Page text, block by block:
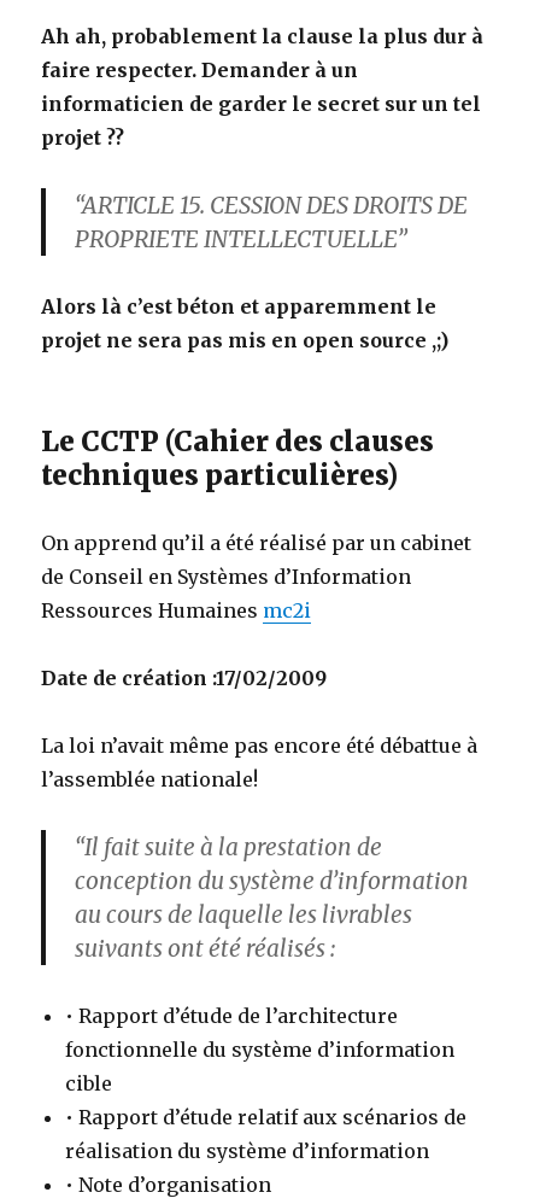
Ah ah, probablement la clause la plus dur à
faire respecter. Demander à un
informaticien de garder le secret sur un tel
projet ??
“ARTICLE 15. CESSION DES DROITS DE
PROPRIETE INTELLECTUELLE”
Alors là c’est béton et apparemment le
projet ne sera pas mis en open source ,;)
Le CCTP (Cahier des clauses
techniques particulières)
On apprend qu’il a été réalisé par un cabinet
de Conseil en Systèmes d’Information
Ressources Humaines mc2i
Date de création :17/02/2009
La loi n’avait même pas encore été débattue à
l’assemblée nationale!
“Il fait suite à la prestation de
conception du système d’information
au cours de laquelle les livrables
suivants ont été réalisés :
• Rapport d’étude de l’architecture
fonctionnelle du système d’information
cible
• Rapport d’étude relatif aux scénarios de
réalisation du système d’information
• Note d’organisation